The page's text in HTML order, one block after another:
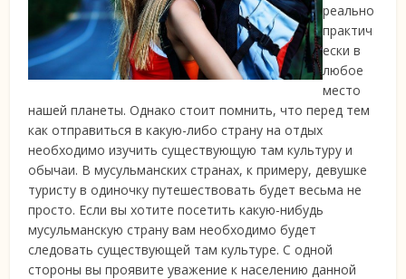
реально
практич
ески в
любое
место
нашей планеты. Однако стоит помнить, что перед тем
как отправиться в какую-либо страну на отдых
необходимо изучить существующую там культуру и
обычаи. В мусульманских странах, к примеру, девушке
туристу в одиночку путешествовать будет весьма не
просто. Если вы хотите посетить какую-нибудь
мусульманскую страну вам необходимо будет
следовать существующей там культуре. С одной
стороны вы проявите уважение к населению данной